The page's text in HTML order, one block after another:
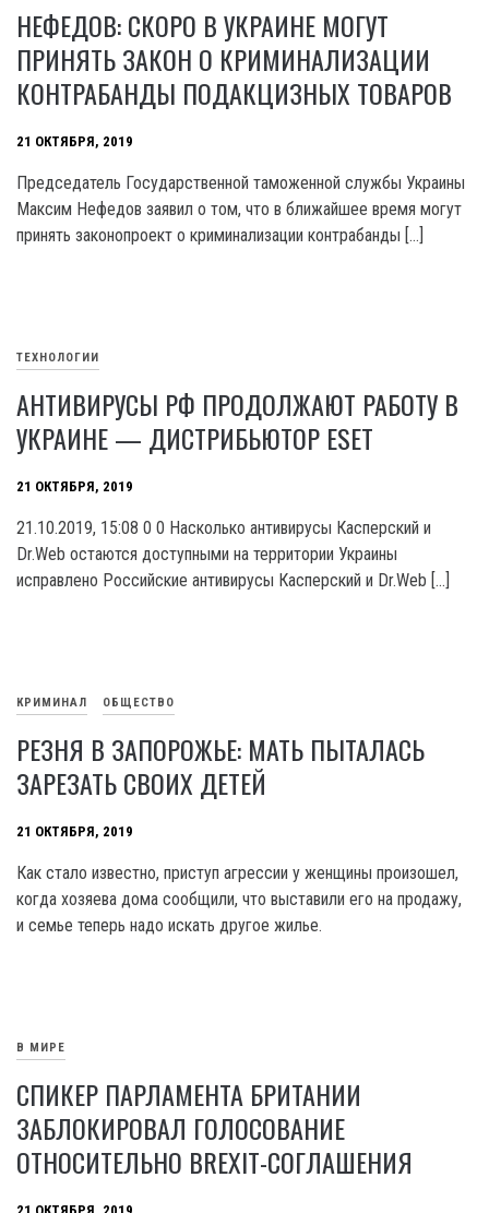
НЕФЕДОВ: СКОРО В УКРАИНЕ МОГУТ
ПРИНЯТЬ ЗАКОН О КРИМИНАЛИЗАЦИИ
КОНТРАБАНДЫ ПОДАКЦИЗНЫХ ТОВАРОВ
21 ОКТЯБРЯ, 2019
Председатель Государственной таможенной службы Украины
Максим Нефедов заявил о том, что в ближайшее время могут
принять законопроект о криминализации контрабанды […]
ТЕХНОЛОГИИ
АНТИВИРУСЫ РФ ПРОДОЛЖАЮТ РАБОТУ В
УКРАИНЕ — ДИСТРИБЬЮТОР ESET
21 ОКТЯБРЯ, 2019
21.10.2019, 15:08 0 0 Насколько антивирусы Касперский и
Dr.Web остаются доступными на территории Украины
исправлено Российские антивирусы Касперский и Dr.Web […]
КРИМИНАЛ ОБЩЕСТВО
РЕЗНЯ В ЗАПОРОЖЬЕ: МАТЬ ПЫТАЛАСЬ
ЗАРЕЗАТЬ СВОИХ ДЕТЕЙ
21 ОКТЯБРЯ, 2019
Как стало известно, приступ агрессии у женщины произошел,
когда хозяева дома сообщили, что выставили его на продажу,
и семье теперь надо искать другое жилье.
В МИРЕ
СПИКЕР ПАРЛАМЕНТА БРИТАНИИ
ЗАБЛОКИРОВАЛ ГОЛОСОВАНИЕ
ОТНОСИТЕЛЬНО BREXIT-СОГЛАШЕНИЯ